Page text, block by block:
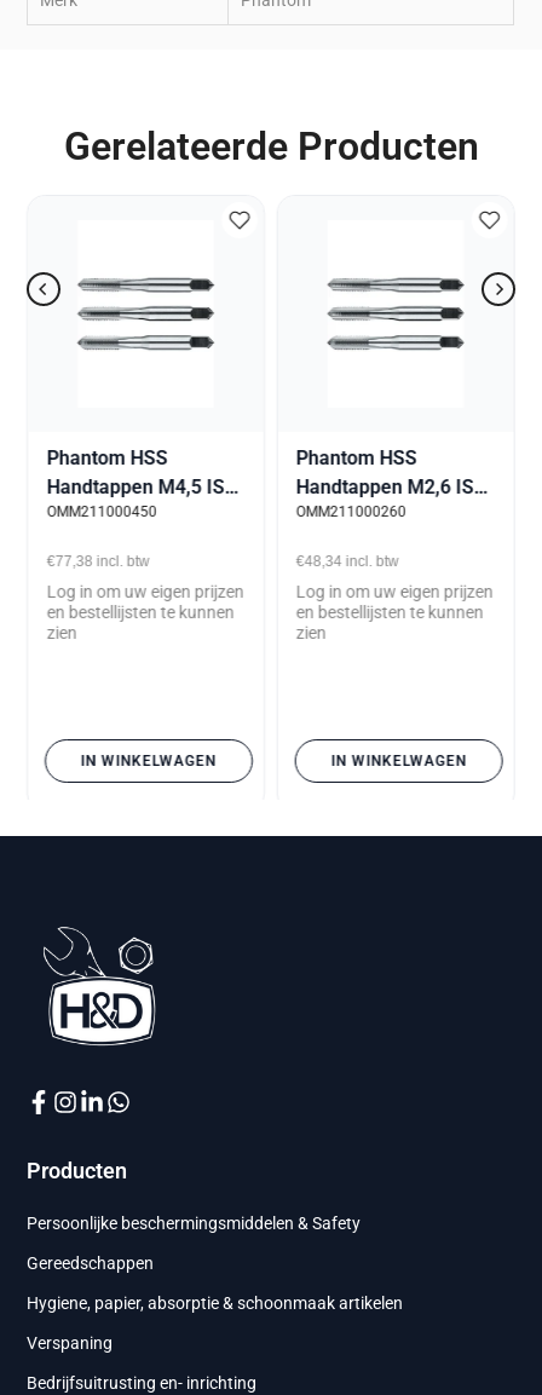
Gerelateerde Producten
Phantom HSS
Handtappen M4,5 ISO
529 Metrisch set á 3
OMM211000450
€77,38 incl. btw
Log in om uw eigen prijzen
en bestellijsten te kunnen
zien
IN WINKELWAGEN
Phantom HSS
Handtappen M2,6 ISO
529 Metrisch set á 3
OMM211000260
€48,34 incl. btw
Log in om uw eigen prijzen
en bestellijsten te kunnen
zien
IN WINKELWAGEN
Producten
Persoonlijke beschermingsmiddelen & Safety
Gereedschappen
Hygiene, papier, absorptie & schoonmaak artikelen
Verspaning
Bedrijfsuitrusting en- inrichting